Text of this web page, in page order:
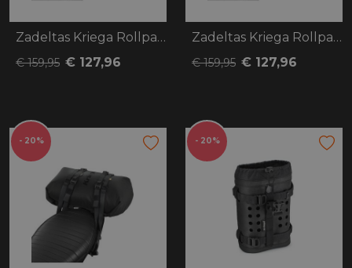
Zadeltas Kriega Rollpack 20 fluo geel
€ 159,95 € 127,96
Zadeltas Kriega Rollpack 20 oranje
€ 159,95 € 127,96
- 20% - 20%